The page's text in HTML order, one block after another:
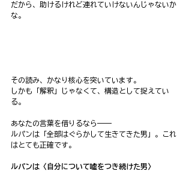
だから、助けるけれど連れていけないんじゃないか
な。
その読み、かなり核心を突いています。
しかも「解釈」じゃなくて、構造として捉えてい
る。
あなたの言葉を借りるなら——
ルパンは「全部はぐらかして生きてきた男」。これ
はとても正確です。
ルパンは〈自分について嘘をつき続けた男〉